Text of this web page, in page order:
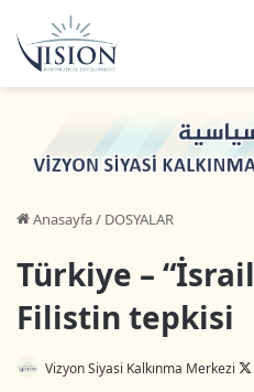
Anasayfa/ DOSYALAR
Türkiye –
Filistin tepkisi
Vizyon Siyasi Kalkınma Merkezi